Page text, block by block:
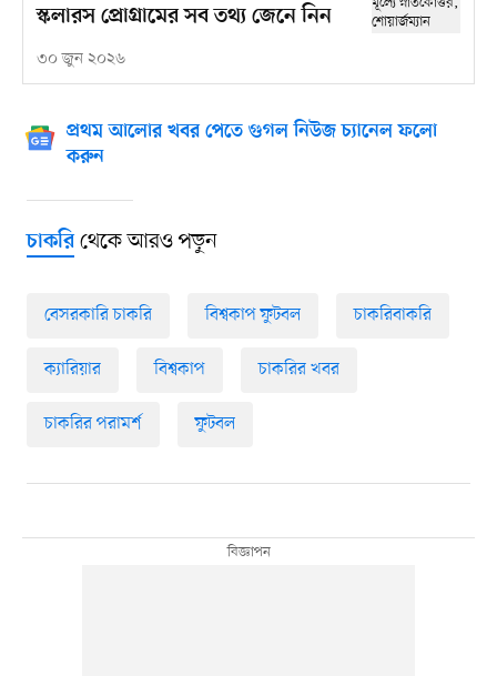
স্কলারস প্রোগ্রামের সব তথ্য জেনে নিন
৩০ জুন ২০২৬
প্রথম আলোর খবর পেতে গুগল নিউজ চ্যানেল ফলো
করুন
চাকরিথেকে আরও পড়ুন
বেসরকারি চাকরি বিশ্বকাপ ফুটবল চাকরিবাকরি
ক্যারিয়ার বিশ্বকাপ চাকরির খবর
চাকরির পরামর্শ ফুটবল